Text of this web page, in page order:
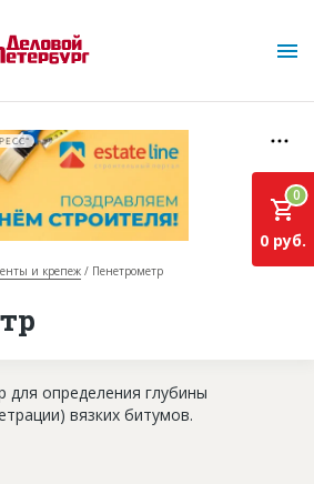
и крепеж Пенетрометр
0
0 руб.
определения глубины
вязких битумов.